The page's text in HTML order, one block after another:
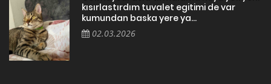
kısırlastırdım tuvalet egitimi de var
kumundan baska yere ya...
02.03.2026